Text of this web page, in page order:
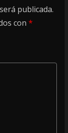
publicada.
con *